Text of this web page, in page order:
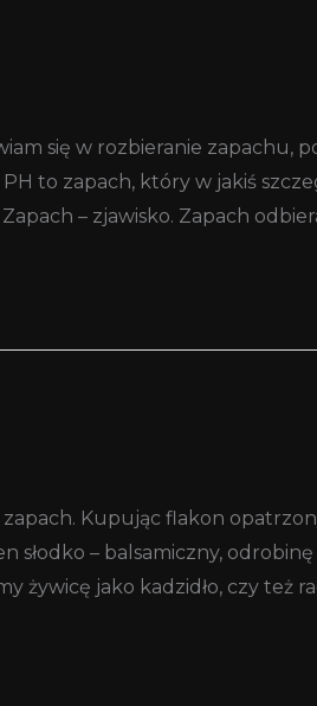
się w rozbieranie zapachu,
to zapach, który w jakiś
– zjawisko. Zapach
Kupując flakon
słodko – balsamiczny,
żywicę jako kadzidło, czy też